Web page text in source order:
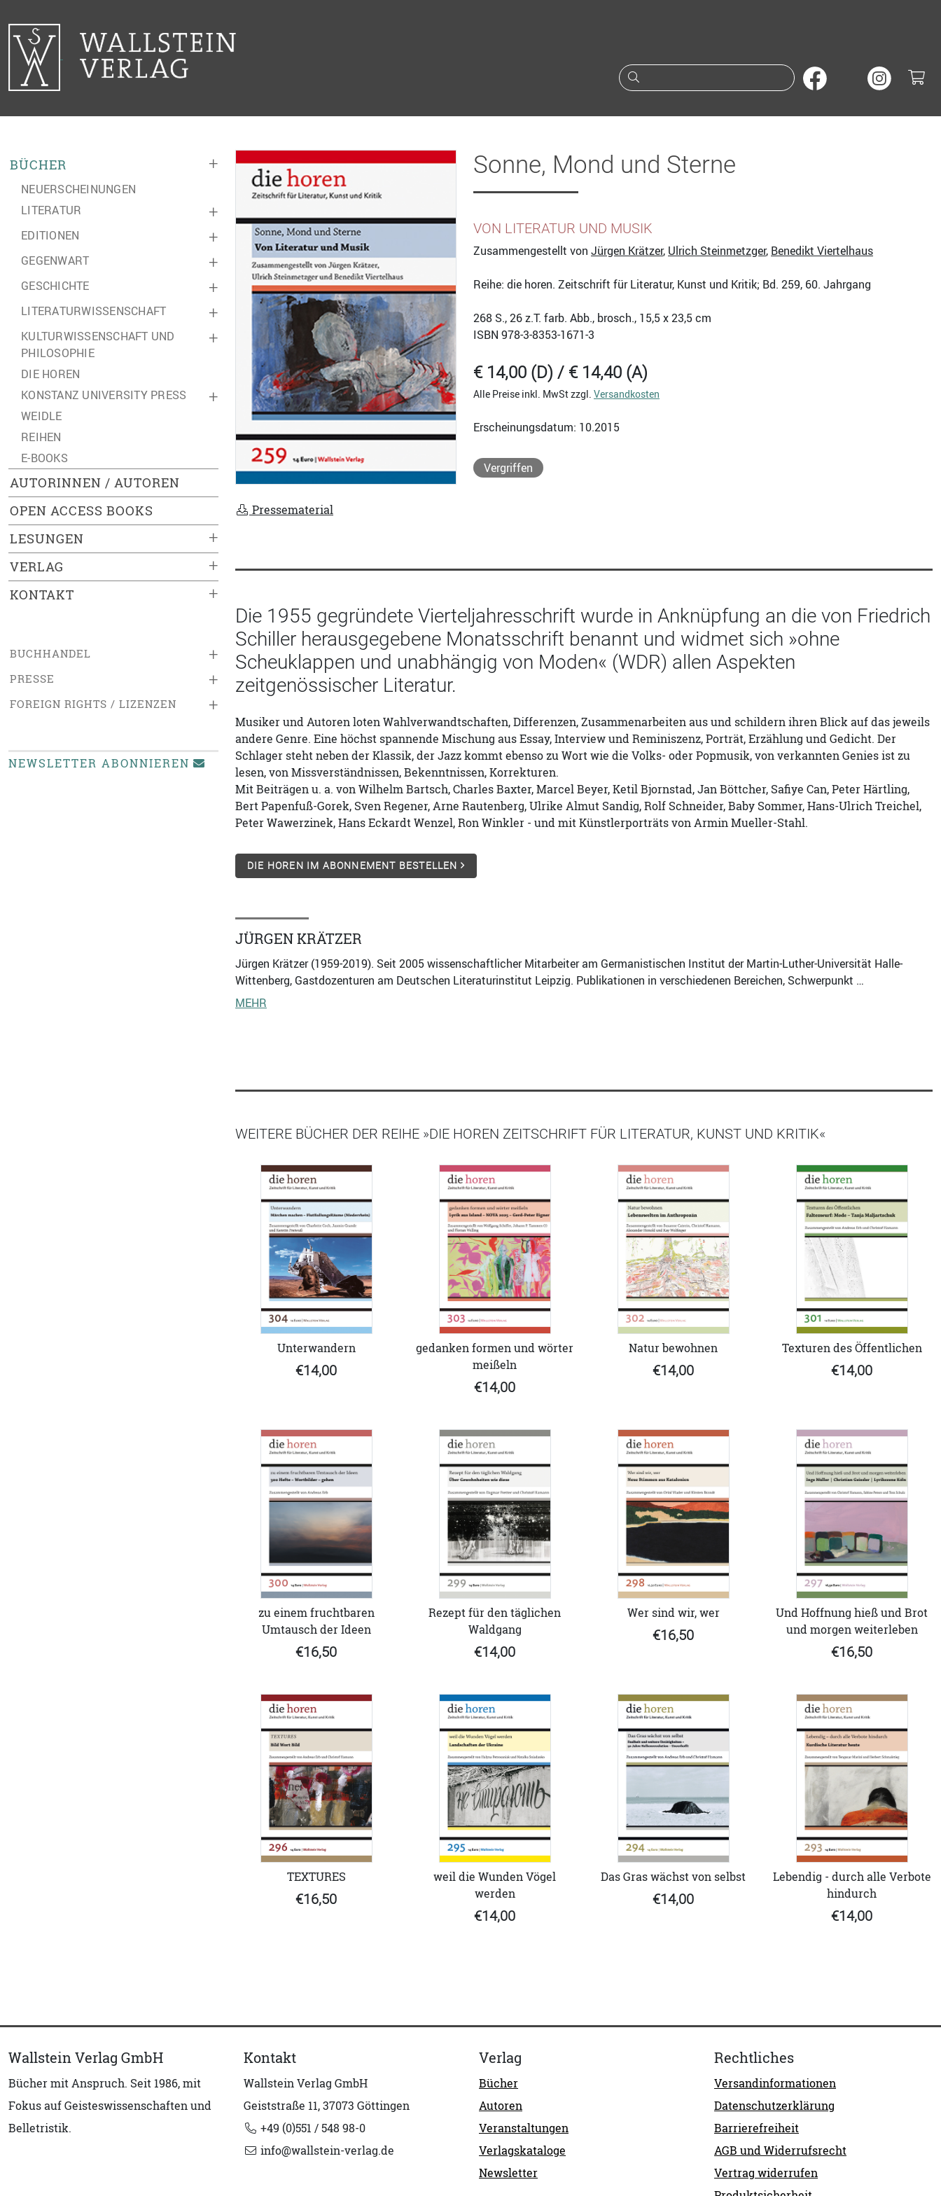
Suche nach Büchern oder
+
BÜCHER
NEUERSCHEINUNGEN
+
LITERATUR
+
EDITIONEN
+
GEGENWART
+
GESCHICHTE
+
LITERATURWISSENSCHAFT
+
KULTURWISSENSCHAFT UND
PHILOSOPHIE
DIE HOREN
+
KONSTANZ UNIVERSITY PRESS
WEIDLE
REIHEN
E-BOOKS
AUTORINNEN / AUTOREN
OPEN ACCESS BOOKS
+
LESUNGEN
+
VERLAG
+
KONTAKT
+
BUCHHANDEL
+
PRESSE
+
FOREIGN RIGHTS / LIZENZEN
NEWSLETTER ABONNIEREN
Pressematerial
Sonne, Mond und Sterne
VON LITERATUR UND MUSIK
Zusammengestellt von Jürgen Krätzer, Ulrich Steinmetzger, Benedikt Viertelhaus
Reihe: die horen. Zeitschrift für Literatur, Kunst und Kritik; Bd. 259, 60. Jahrgang
268 S., 26 z.T. farb. Abb., brosch., 15,5 x 23,5 cm
ISBN 978-3-8353-1671-3
€ 14,00 (D) / € 14,40 (A)
Alle Preise inkl. MwSt zzgl. Versandkosten
Erscheinungsdatum: 10.2015
Vergriffen
Die 1955 gegründete Vierteljahresschrift wurde in Anknüpfung an die von Friedrich
Schiller herausgegebene Monatsschrift benannt und widmet sich »ohne
Scheuklappen und unabhängig von Moden« (WDR) allen Aspekten
zeitgenössischer Literatur.
Musiker und Autoren loten Wahlverwandtschaften, Differenzen, Zusammenarbeiten aus und schildern ihren Blick auf das jeweils
andere Genre. Eine höchst spannende Mischung aus Essay, Interview und Reminiszenz, Porträt, Erzählung und Gedicht. Der
Schlager steht neben der Klassik, der Jazz kommt ebenso zu Wort wie die Volks- oder Popmusik, von verkannten Genies ist zu
lesen, von Missverständnissen, Bekenntnissen, Korrekturen.
Mit Beiträgen u. a. von Wilhelm Bartsch, Charles Baxter, Marcel Beyer, Ketil Bjornstad, Jan Böttcher, Safiye Can, Peter Härtling,
Bert Papenfuß-Gorek, Sven Regener, Arne Rautenberg, Ulrike Almut Sandig, Rolf Schneider, Baby Sommer, Hans-Ulrich Treichel,
Peter Wawerzinek, Hans Eckardt Wenzel, Ron Winkler - und mit Künstlerporträts von Armin Mueller-Stahl.
DIE HOREN IM ABONNEMENT BESTELLEN
JÜRGEN KRÄTZER
Jürgen Krätzer (1959-2019). Seit 2005 wissenschaftlicher Mitarbeiter am Germanistischen Institut der Martin-Luther-Universität Halle-
Wittenberg, Gastdozenturen am Deutschen Literaturinstitut Leipzig. Publikationen in verschiedenen Bereichen, Schwerpunkt …
MEHR
WEITERE BÜCHER DER REIHE »DIE HOREN ZEITSCHRIFT FÜR LITERATUR, KUNST UND KRITIK«
Unterwandern
€14,00
gedanken formen und wörter
meißeln
€14,00
Natur bewohnen
€14,00
Texturen des Öffentlichen
€14,00
zu einem fruchtbaren
Umtausch der Ideen
€16,50
Rezept für den täglichen
Waldgang
€14,00
Wer sind wir, wer
€16,50
Und Hoffnung hieß und Brot
und morgen weiterleben
€16,50
TEXTURES
€16,50
weil die Wunden Vögel
werden
€14,00
Das Gras wächst von selbst
€14,00
Lebendig - durch alle Verbote
hindurch
€14,00
Wallstein Verlag GmbH
Bücher mit Anspruch. Seit 1986, mit
Fokus auf Geisteswissenschaften und
Belletristik.
Kontakt
Wallstein Verlag GmbH
Geiststraße 11, 37073 Göttingen
+49 (0)551 / 548 98-0
info@wallstein-verlag.de
Verlag
Bücher
Autoren
Veranstaltungen
Verlagskataloge
Newsletter
Rechtliches
Versandinformationen
Datenschutzerklärung
Barrierefreiheit
AGB und Widerrufsrecht
Vertrag widerrufen